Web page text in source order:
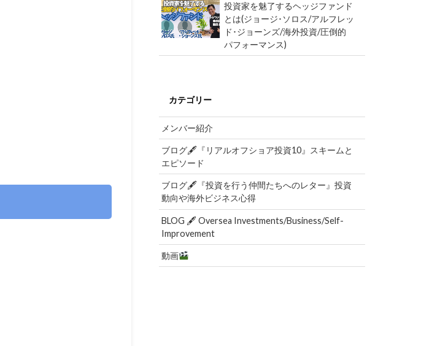
投資家を魅了するヘッジファンド
とは(ジョージ･ソロス/アルフレッ
ド･ジョーンズ/海外投資/圧倒的
パフォーマンス)
カテゴリー
メンバー紹介
ブログ🖋『リアルオフショア投資10』スキームと
エピソード
ブログ🖋『投資を行う仲間たちへのレター』投資
動向や海外ビジネス心得
BLOG 🖋 Oversea Investments/Business/Self-
Improvement
動画